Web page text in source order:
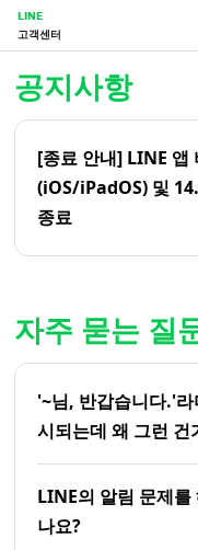
LINE
고객센터
공지사항
[종료 안내] LINE 앱
(iOS/iPadOS) 및
종료
자주 묻는 질
'~님, 반갑습니다.'
시되는데 왜 그런 건
LINE의 알림 문제
나요?